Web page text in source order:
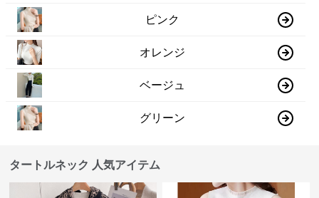
ピンク
オレンジ
ベージュ
グリーン
タートルネック 人気アイテム